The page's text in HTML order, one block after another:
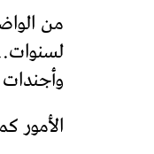
من
الأمور